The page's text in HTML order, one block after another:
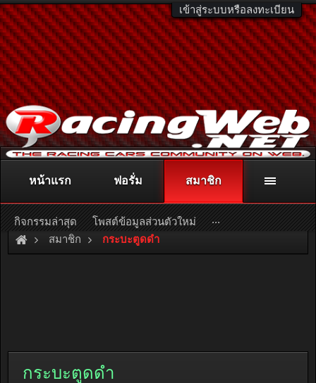
เข้าสู่ระบบหรือลงทะเบียน
ติดต่อลงโฆษณา racingweb@gmail.comหรือโทร. 081-811-1138
หรืออ่านรายละเอียดเพิ่มเติม คลิกที่นี่
สมาชิก กระบะตูดดำ
กระบะตูดดำ
หน้าแรก ฟอรั่ม สมาชิก
กิจกรรมล่าสุด โพสต์ข้อมูลส่วนตัวใหม่ ...